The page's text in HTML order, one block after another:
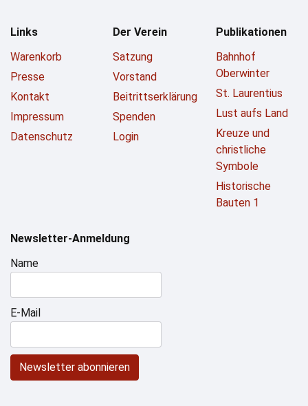
Links
Warenkorb
Presse
Kontakt
Impressum
Datenschutz
Der Verein
Satzung
Vorstand
Beitrittserklärung
Spenden
Login
Publikationen
Bahnhof
Oberwinter
St. Laurentius
Lust aufs Land
Kreuze und
christliche
Symbole
Historische
Bauten 1
Newsletter-Anmeldung
Name
E-Mail
Newsletter abonnieren